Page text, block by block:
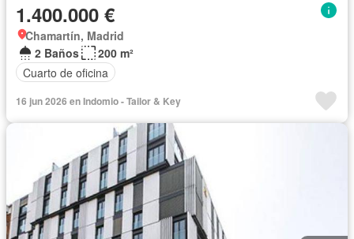
1.400.000 €
Chamartín, Madrid
2 Baños
200 m²
Cuarto de oficina
16 jun 2026 en Indomio - Tailor & Key